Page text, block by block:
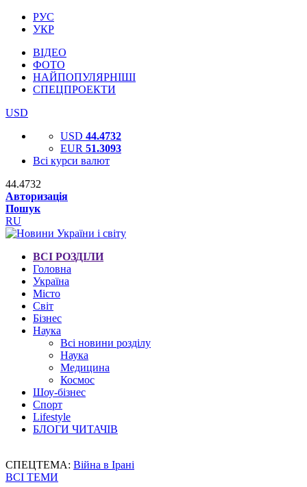
РУС
УКР
ВІДЕО
ФОТО
НАЙПОПУЛЯРНІШІ
СПЕЦПРОЕКТИ
USD
USD 44.4732
EUR 51.3093
Всі курси валют
44.4732
Авторизація
Пошук
RU
ВСІ РОЗДІЛИ
Головна
Україна
Місто
Світ
Бізнес
Наука
Всі новини розділу
Наука
Медицина
Космос
Шоу-бізнес
Спорт
Lifestyle
БЛОГИ ЧИТАЧІВ
СПЕЦТЕМА: Війна в Ірані
ВСІ ТЕМИ